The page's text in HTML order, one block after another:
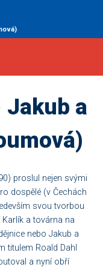
a
proslul nejen svými
dospělé (v Čechách
svou tvorbou
a továrna na
nebo Jakub a
titulem Roald Dahl
a nyní obří